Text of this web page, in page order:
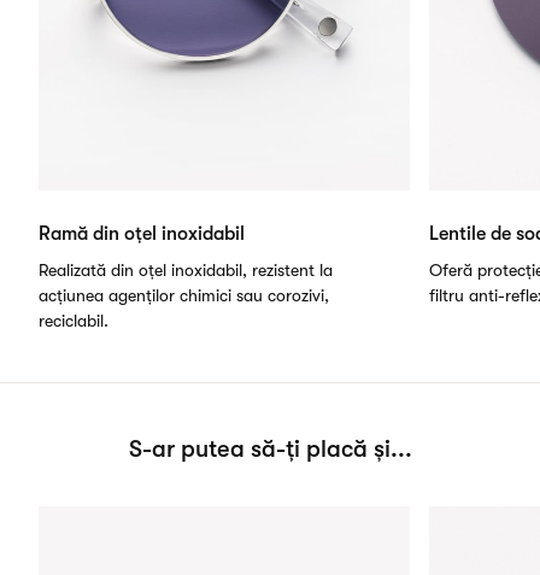
Ramă din oțel inoxidabil
Realizată din oțel inoxidabil, rezistent la
acțiunea agenților chimici sau corozivi,
reciclabil.
Lentile de
Oferă
filtru anti-
S-ar putea să-ți placă și...